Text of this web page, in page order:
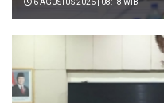
6 AGUSTUS 2026 | 08:18 WIB